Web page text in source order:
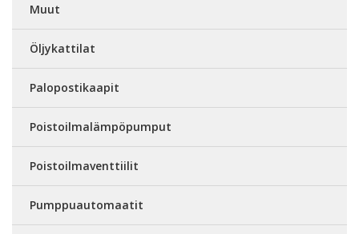
Muut
Öljykattilat
Palopostikaapit
Poistoilmalämpöpumput
Poistoilmaventtiilit
Pumppuautomaatit